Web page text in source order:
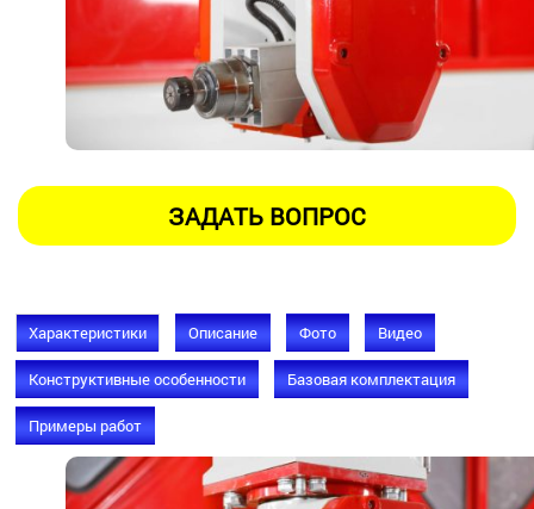
Характеристики Описание Фото Видео
Конструктивные особенности Базовая комплектация
Примеры работ